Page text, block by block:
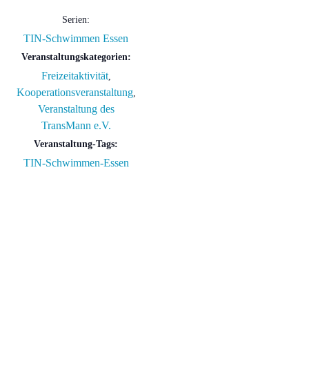
Serien:
TIN-Schwimmen Essen
Veranstaltungskategorien:
Freizeitaktivität,
Kooperationsveranstaltung,
Veranstaltung des
TransMann e.V.
Veranstaltung-Tags:
TIN-Schwimmen-Essen